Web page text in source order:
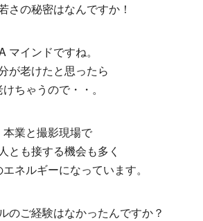
さの秘密はなんですか！
マインドですね。
が老けたと思ったら
ちゃうので・・。
本業と撮影現場で
とも接する機会も多く
ネルギーになっています。
のご経験はなかったんですか？